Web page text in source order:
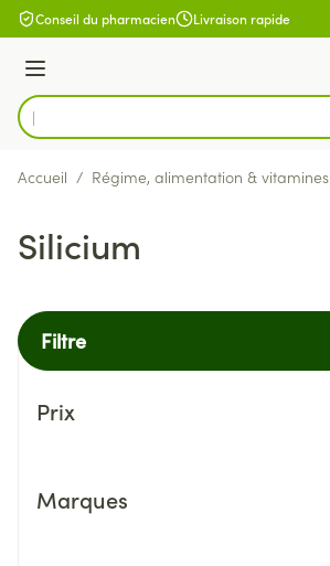
Aller au contenu
Conseil du pharmacien Livraison rapide
Menu
Rechercher
Accueil / Régime, alimentation & vitamines
Silicium
Filtre
Prix
Marques